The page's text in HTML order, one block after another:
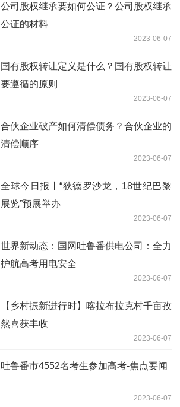
公司股权继承要如何公证？公司股权继承
公证的材料
2023-06-07
国有股权转让定义是什么？国有股权转让
要遵循的原则
2023-06-07
合伙企业破产如何清偿债务？合伙企业的
清偿顺序
2023-06-07
全球今日报丨“狄德罗沙龙，18世纪巴黎
展览”预展举办
2023-06-07
世界新动态：国网吐鲁番供电公司：全力
护航高考用电安全
2023-06-07
【乡村振新进行时】喀拉布拉克村千亩孜
然喜获丰收
2023-06-07
吐鲁番市4552名考生参加高考-焦点要闻
2023-06-07